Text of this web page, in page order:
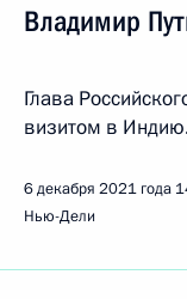
Владимир
Глава
визитом в
6 декабря 2021 года
Нью-Дели